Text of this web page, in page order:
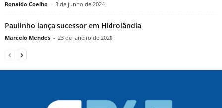
Ronaldo Coelho - 3 de junho de 2024
Paulinho lança sucessor em Hidrolândia
Marcelo Mendes - 23 de janeiro de 2020